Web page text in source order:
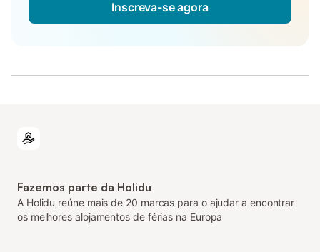
Inscreva-se agora
Fazemos parte da Holidu
A Holidu reúne mais de 20 marcas para o ajudar a encontrar
os melhores alojamentos de férias na Europa